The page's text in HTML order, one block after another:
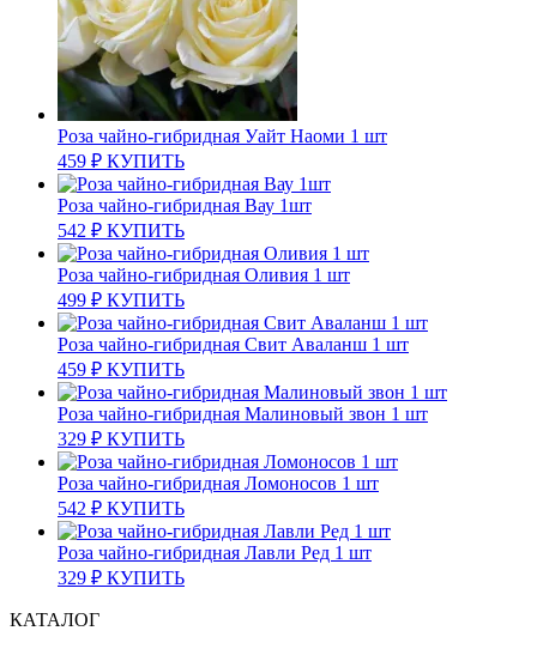
Роза чайно-гибридная Уайт Наоми 1 шт
459 ₽ КУПИТЬ
Роза чайно-гибридная Вау 1шт
542 ₽ КУПИТЬ
Роза чайно-гибридная Оливия 1 шт
499 ₽ КУПИТЬ
Роза чайно-гибридная Свит Аваланш 1 шт
459 ₽ КУПИТЬ
Роза чайно-гибридная Малиновый звон 1 шт
329 ₽ КУПИТЬ
Роза чайно-гибридная Ломоносов 1 шт
542 ₽ КУПИТЬ
Роза чайно-гибридная Лавли Ред 1 шт
329 ₽ КУПИТЬ
КАТАЛОГ